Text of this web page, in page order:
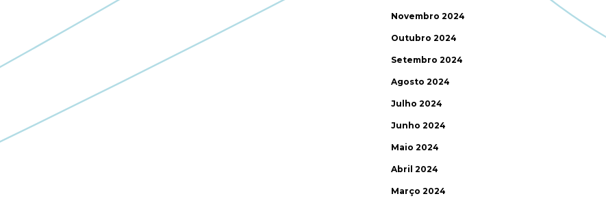
Novembro 2024
Outubro 2024
Setembro 2024
Agosto 2024
Julho 2024
Junho 2024
Maio 2024
Abril 2024
Março 2024